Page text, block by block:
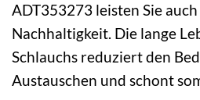
ADT353273 leisten Sie
Nachhaltigkeit. Die lange
Schlauchs reduziert den
Austauschen und schont